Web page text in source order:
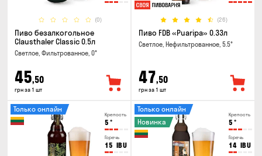
(0)
Пиво безалкогольное
Clausthaler Classic 0.5л
Светлое, Фильтрованное, 0°
45,50
грн за 1 шт
(26)
Пиво FDB «Puaripa» 0.33л
Светлое, Нефильтрованное, 5.5°
47,50
грн за 1 шт
Крепость
5 °
Горечь
15 IBU
Только онлайн
Крепость
5 °
Горечь
14 IBU
Только онлайн
Новинка